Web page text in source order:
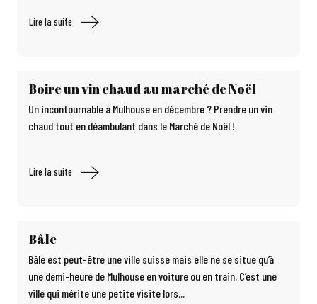
Lire la suite
Boire un vin chaud au marché de Noël
Un incontournable à Mulhouse en décembre ? Prendre un vin
chaud tout en déambulant dans le Marché de Noël !
Lire la suite
Bâle
Bâle est peut-être une ville suisse mais elle ne se situe qu’à
une demi-heure de Mulhouse en voiture ou en train. C’est une
ville qui mérite une petite visite lors...